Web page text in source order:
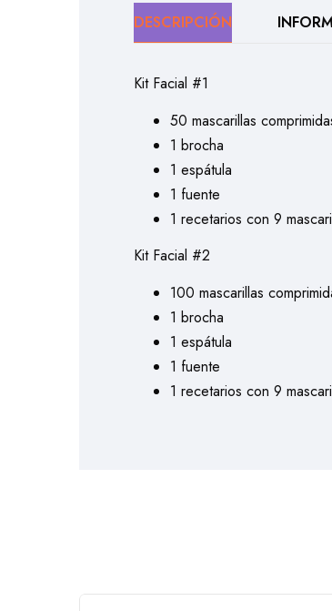
DESCRIPCIÓN
Kit Facial #1
50 mascarillas
1 brocha
1 espátula
1 fuente
1 recetarios con 9
Kit Facial #2
100 mascarillas
1 brocha
1 espátula
1 fuente
1 recetarios con 9